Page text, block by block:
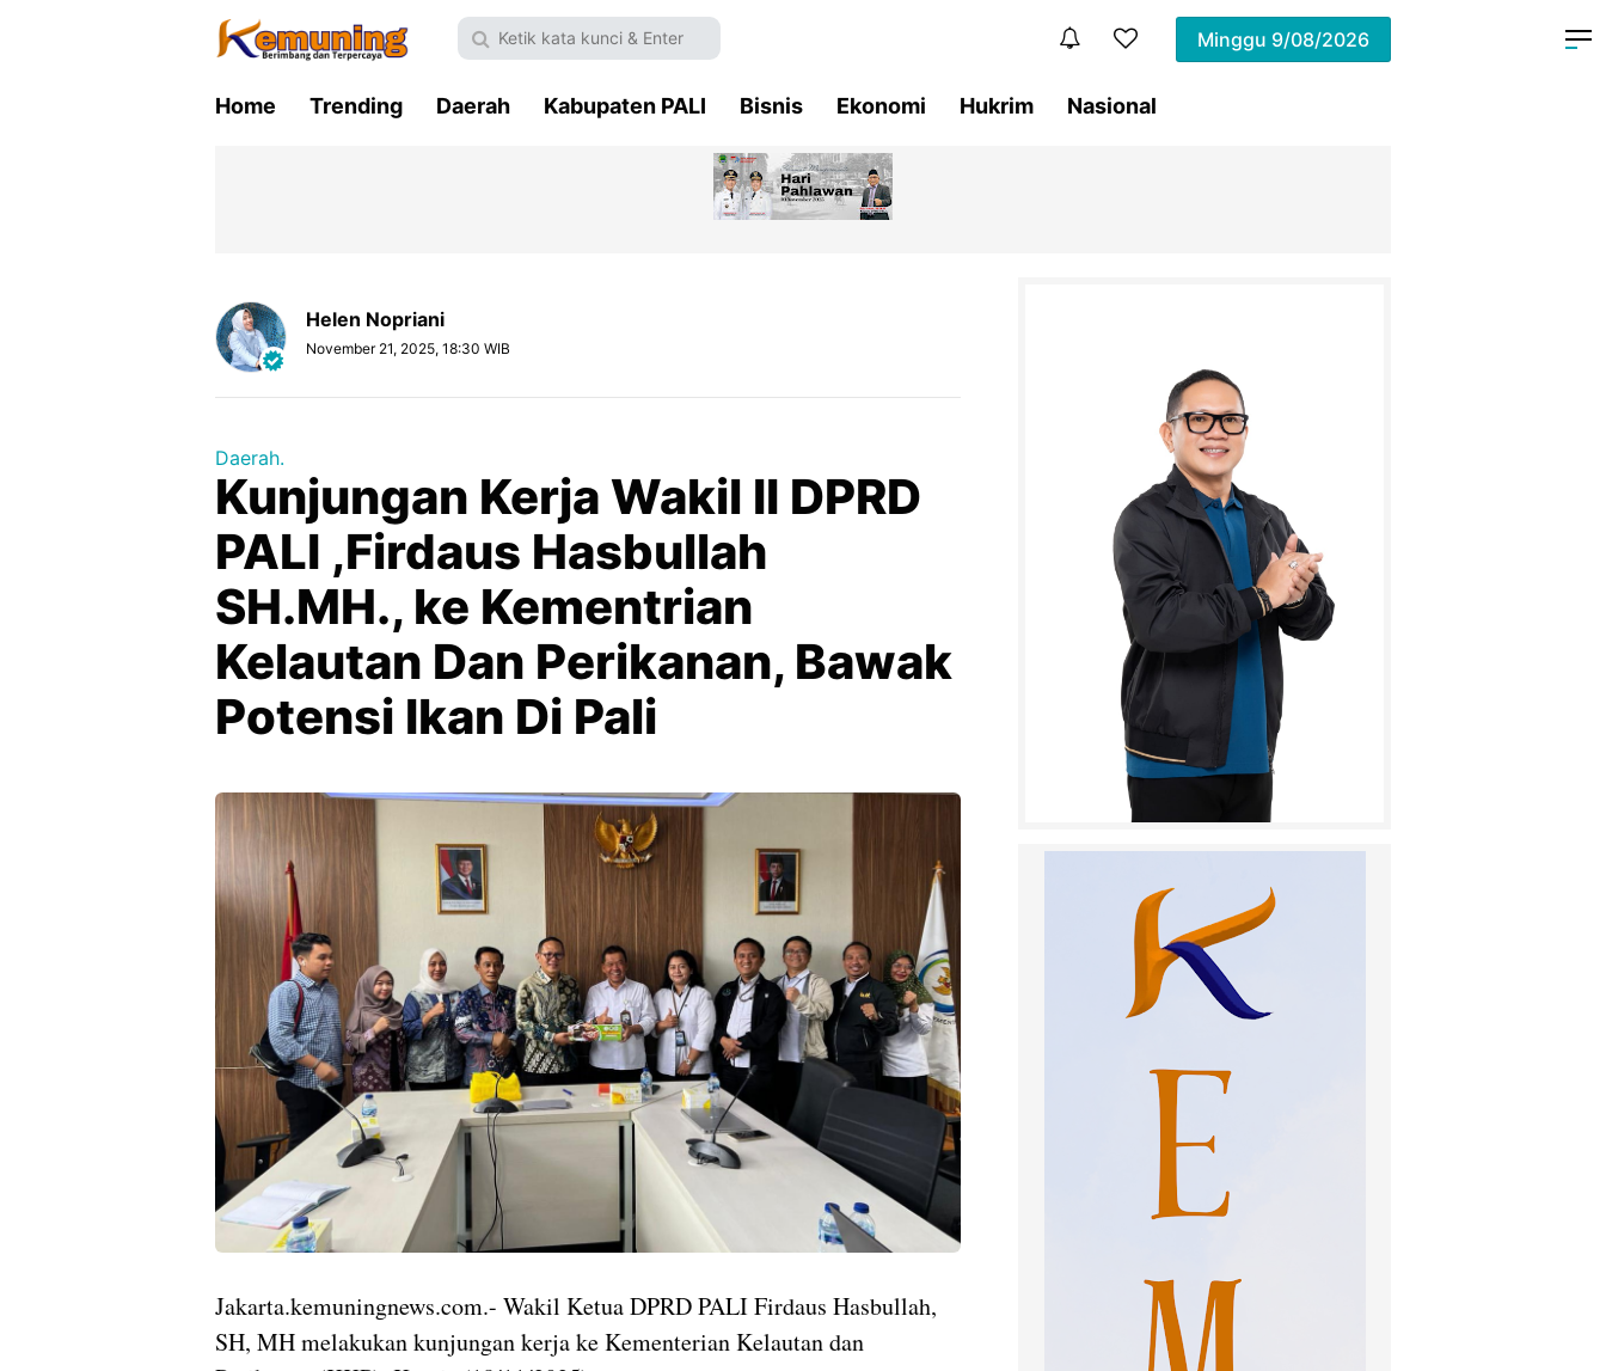
Minggu 9/08/2026
Home Trending Daerah Kabupaten PALI Bisnis Ekonomi Hukrim Nasional
Helen Nopriani
November 21, 2025, 18:30 WIB
Daerah.
Kunjungan Kerja Wakil II DPRD
PALI ,Firdaus Hasbullah
SH.MH., ke Kementrian
Kelautan Dan Perikanan, Bawak
Potensi Ikan Di Pali
Jakarta.kemuningnews.com.- Wakil Ketua DPRD PALI Firdaus Hasbullah,
SH, MH melakukan kunjungan kerja ke Kementerian Kelautan dan